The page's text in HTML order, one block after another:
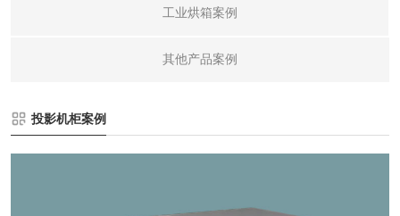
工业烘箱案例
其他产品案例
投影机柜案例